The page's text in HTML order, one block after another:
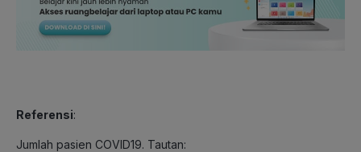
Referensi:
Jumlah pasien COVID19. Tautan: